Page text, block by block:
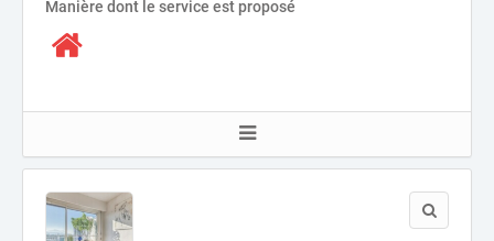
Manière dont le service est proposé